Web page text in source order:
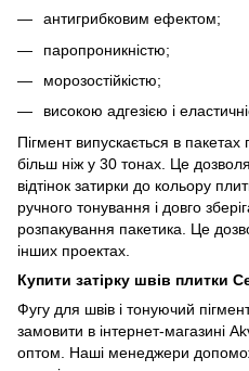
антигрибковим ефектом;
паропроникністю;
морозостійкістю;
високою адгезією і
Пігмент випускається в
більш ніж у 30 тонах. Це
відтінок затирки до кольору
ручного тонування і довго
розпакування пакетика. Це
інших проектах.
Купити затірку швів плитки
Фугу для швів і тонуючий
замовити в інтернет-магазині
оптом. Наші менеджери